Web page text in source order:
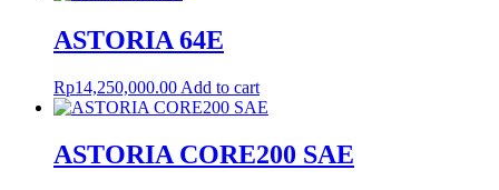
ASTORIA 64E
Rp14,250,000.00 Add to cart
ASTORIA CORE200 SAE